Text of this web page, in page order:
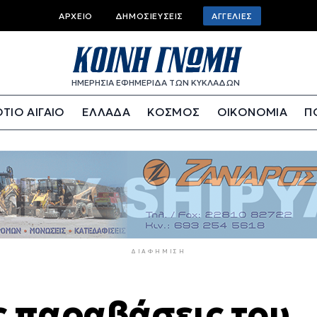
Top
bar
menu
ΑΡΧΕΊΟ ΔΗΜΟΣΙΕΎΣΕΙΣ ΑΓΓΕΛΊΕΣ
ΗΜΕΡΗΣΙΑ ΕΦΗΜΕΡΙΔΑ ΤΩΝ ΚΥΚΛΑΔΩΝ
ΑΙΓΑΙΟ ΕΛΛΑΔΑ ΚΟΣΜΟΣ ΟΙΚΟΝΟΜΙΑ
ΔΙΑΦΉΜΙΣΗ